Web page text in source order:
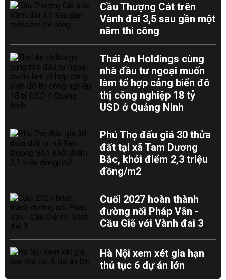
Cầu Thượng Cát trên
Vành đai 3,5 sau gần một
năm thi công
Thái An Holdings cùng
nhà đầu tư ngoại muốn
làm tổ hợp cảng biển đô
thị công nghiệp 18 tỷ
USD ở Quảng Ninh
Phú Thọ đấu giá 30 thửa
đất tại xã Tam Dương
Bắc, khởi điểm 2,3 triệu
đồng/m2
Cuối 2027 hoàn thành
đường nối Pháp Vân -
Cầu Giẽ với Vành đai 3
Hà Nội xem xét gia hạn
thủ tục 6 dự án lớn